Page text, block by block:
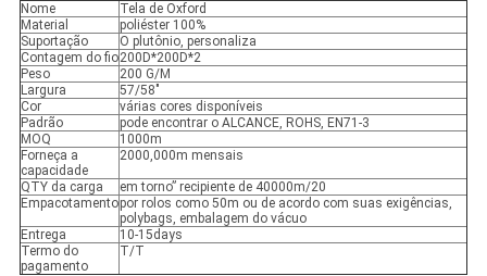
Nome
Tela de Oxford
Material
poliéster 100%
Suportação
O plutônio, personaliza
Contagem do fio200D*200D*2
Peso
200 G/M
Largura
57/58"
Cor
várias cores disponíveis
Padrão
pode encontrar o ALCANCE, ROHS, EN71-3
MOQ
1000m
Forneça a
capacidade
2000,000m mensais
QTY da carga
em torno” recipiente de 40000m/20
Empacotamentopor rolos como 50m ou de acordo com suas exigências,
polybags, embalagem do vácuo
Entrega
10-15days
Termo do
pagamento
T/T